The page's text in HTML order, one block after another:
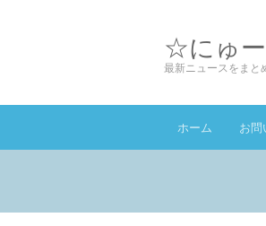
☆にゅ
最新ニュースをまと
ホーム お問